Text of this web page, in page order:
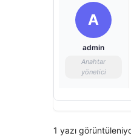
A
admin
Anahtar
yönetici
1 yazı